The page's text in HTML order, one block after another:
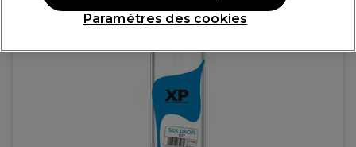
Paramètres des cookies